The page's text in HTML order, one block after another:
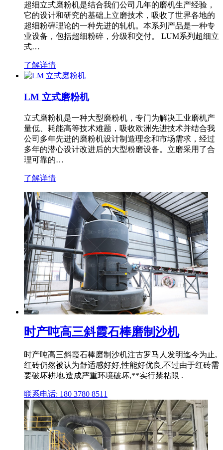
超细立式磨粉机是结合我们公司几年的磨机生产经验，
它的设计和研究的基础上立磨技术，吸收了世界各地的
超细粉碎理论的一种先进的轧机。本系列产品是一种专
业设备，包括超细粉碎，分级和交付。 LUM系列超细立
式…
了解详情
LM 立式磨粉机
立式磨粉机是一种大型磨粉机，专门为解决工业磨机产
量低、耗能高等技术难题，吸收欧洲先进技术并结合我
公司多年先进的磨粉机设计制造理念和市场需求，经过
多年的潜心设计改进后的大型粉磨设备。立磨采用了合
理可靠的…
了解详情
时产吨高三斜霞石棒磨制沙机
时产吨高三斜霞石棒磨制沙机注古罗马人发明迄今为止,
红砖仍然被认为舒适感好好,性能好优良,不过由于红砖需
要破坏耕地,造成严重环境破坏,**实行禁粘限 .
联系电话: 180 3780 8511